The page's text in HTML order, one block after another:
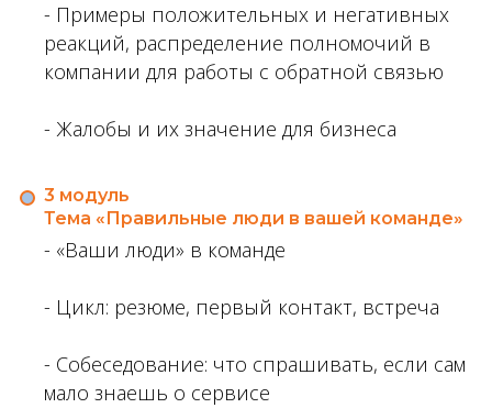
- Примеры положительных и негативных
реакций, распределение полномочий в
компании для работы с обратной связью
- Жалобы и их значение для бизнеса
3 модуль
Тема «Правильные люди в вашей команде»
- «Ваши люди» в команде
- Цикл: резюме, первый контакт, встреча
- Собеседование: что спрашивать, если сам
мало знаешь о сервисе